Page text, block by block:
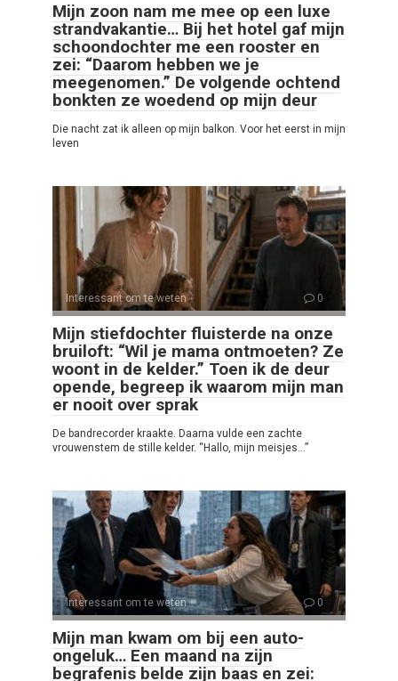
Mijn zoon nam me mee op een luxe
strandvakantie… Bij het hotel gaf mijn
schoondochter me een rooster en
zei: “Daarom hebben we je
meegenomen.” De volgende ochtend
bonkten ze woedend op mijn deur
Die nacht zat ik alleen op mijn balkon. Voor het eerst in mijn
leven
Interessant om te weten 0
Mijn stiefdochter fluisterde na onze
bruiloft: “Wil je mama ontmoeten? Ze
woont in de kelder.” Toen ik de deur
opende, begreep ik waarom mijn man
er nooit over sprak
De bandrecorder kraakte. Daarna vulde een zachte
vrouwenstem de stille kelder. “Hallo, mijn meisjes…”
Interessant om te weten 0
Mijn man kwam om bij een auto-
ongeluk… Een maand na zijn
begrafenis belde zijn baas en zei: